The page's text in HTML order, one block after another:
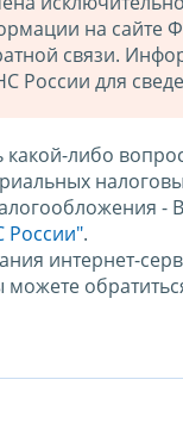
на сайте
связи.
России для
либо
-
России".
интернет-